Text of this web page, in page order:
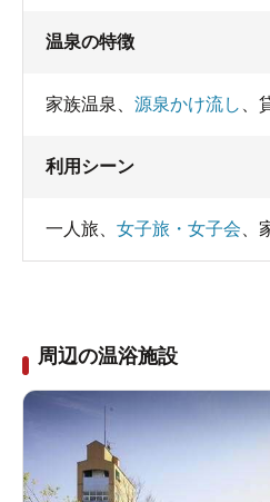
温泉の特徴
家族温泉 源泉かけ流し
利用シーン
一人旅 女子旅・女子会
周辺の温浴施設